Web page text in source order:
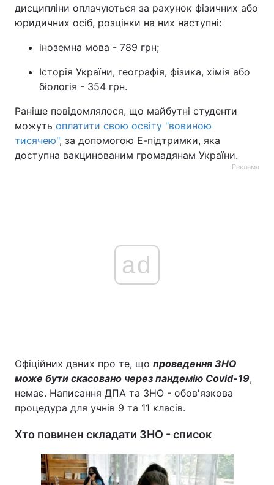
дисципліни оплачуються за рахунок фізичних або
юридичних осіб, розцінки на них наступні:
іноземна мова - 789 грн;
Історія України, географія, фізика, хімія або
біологія - 354 грн.
Раніше повідомлялося, що майбутні студенти
можуть оплатити свою освіту "вовиною
тисячею", за допомогою Е-підтримки, яка
доступна вакцинованим громадянам України.
Реклама
ad
Офіційних даних про те, що проведення ЗНО
може бути скасовано через пандемію Covid-19,
немає. Написання ДПА та ЗНО - обов'язкова
процедура для учнів 9 та 11 класів.
Хто повинен складати ЗНО - список